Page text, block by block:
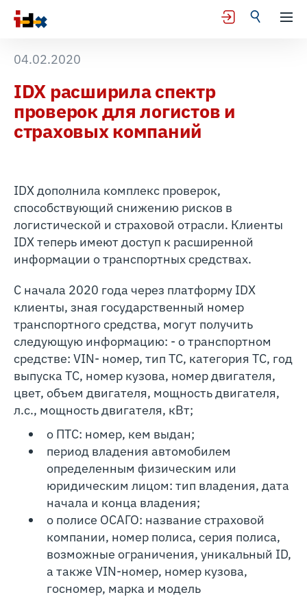
04.02.2020
IDX расширила спектр
проверок для логистов и
страховых компаний
IDX дополнила комплекс проверок,
способствующий снижению рисков в
логистической и страховой отрасли. Клиенты
IDX теперь имеют доступ к расширенной
информации о транспортных средствах.
С начала 2020 года через платформу IDX
клиенты, зная государственный номер
транспортного средства, могут получить
следующую информацию: - о транспортном
средстве: VIN- номер, тип ТС, категория ТС, год
выпуска ТС, номер кузова, номер двигателя,
цвет, объем двигателя, мощность двигателя,
л.с., мощность двигателя, кВт;
о ПТС: номер, кем выдан;
период владения автомобилем
определенным физическим или
юридическим лицом: тип владения, дата
начала и конца владения;
о полисе ОСАГО: название страховой
компании, номер полиса, серия полиса,
возможные ограничения, уникальный ID,
а также VIN-номер, номер кузова,
госномер, марка и модель